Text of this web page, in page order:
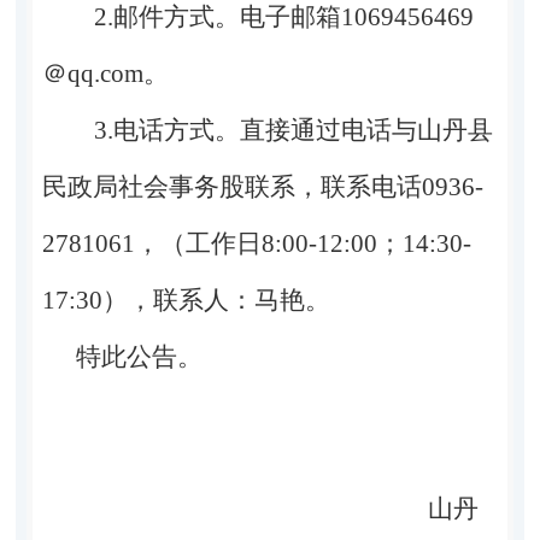
2.邮件方式。电子邮箱1069456469
＠qq.com。
3.电话方式。直接通过电话与山丹县
民政局社会事务股联系，联系电话0936-
2781061 ，（工作日 8:00-12:00 ； 14:30-
17:30），联系人：马艳。
特此公告。
山丹